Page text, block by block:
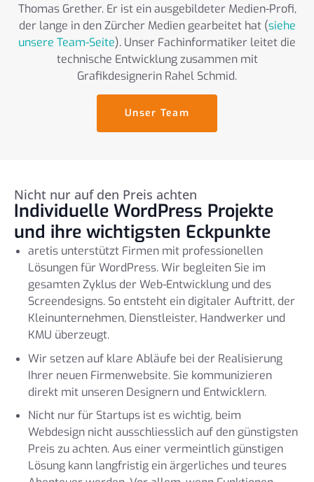
Thomas Grether. Er ist ein ausgebildeter Medien-Profi,
der lange in den Zürcher Medien gearbeitet hat (siehe
unsere Team-Seite). Unser Fachinformatiker leitet die
technische Entwicklung zusammen mit
Grafikdesignerin Rahel Schmid.
Unser Team
Nicht nur auf den Preis achten
Individuelle WordPress Projekte
und ihre wichtigsten Eckpunkte
aretis unterstützt Firmen mit professionellen
Lösungen für WordPress. Wir begleiten Sie im
gesamten Zyklus der Web-Entwicklung und des
Screendesigns. So entsteht ein digitaler Auftritt, der
Kleinunternehmen, Dienstleister, Handwerker und
KMU überzeugt.
Wir setzen auf klare Abläufe bei der Realisierung
Ihrer neuen Firmenwebsite. Sie kommunizieren
direkt mit unseren Designern und Entwicklern.
Nicht nur für Startups ist es wichtig, beim
Webdesign nicht ausschliesslich auf den günstigsten
Preis zu achten. Aus einer vermeintlich günstigen
Lösung kann langfristig ein ärgerliches und teures